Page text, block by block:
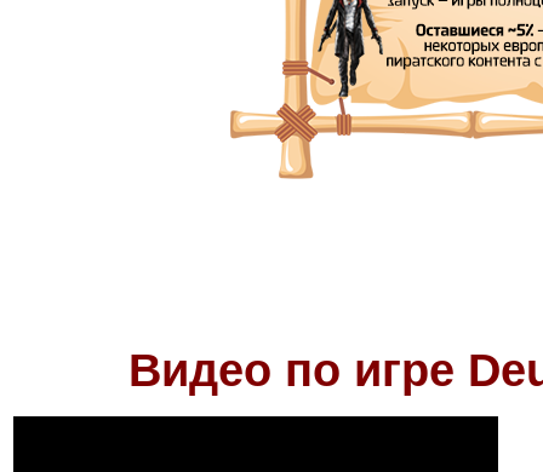
Видео по игре